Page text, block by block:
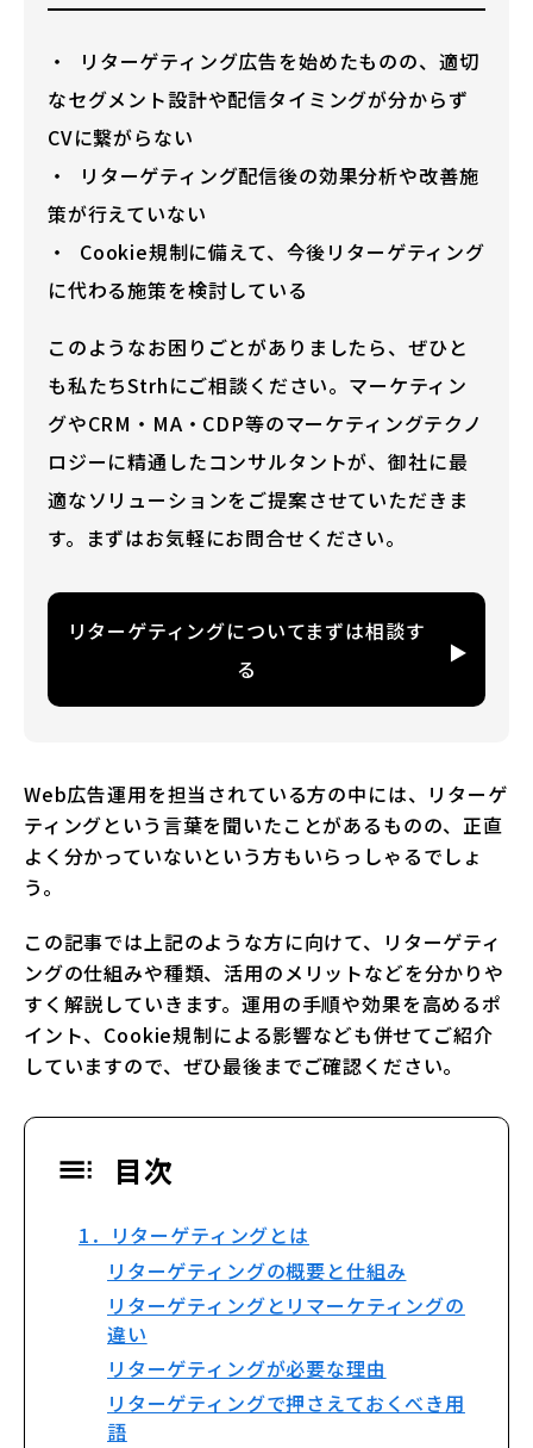
リターゲティング広告を始めたものの、適切
なセグメント設計や配信タイミングが分からず
CVに繋がらない
リターゲティング配信後の効果分析や改善施
策が行えていない
Cookie規制に備えて、今後リターゲティング
に代わる施策を検討している
このようなお困りごとがありましたら、ぜひと
も私たちStrhにご相談ください。マーケティン
グやCRM・MA・CDP等のマーケティングテクノ
ロジーに精通したコンサルタントが、御社に最
適なソリューションをご提案させていただきま
す。まずはお気軽にお問合せください。
リターゲティングについてまずは相談す
る
Web広告運用を担当されている方の中には、リターゲ
ティングという言葉を聞いたことがあるものの、正直
よく分かっていないという方もいらっしゃるでしょ
う。
この記事では上記のような方に向けて、リターゲティ
ングの仕組みや種類、活用のメリットなどを分かりや
すく解説していきます。運用の手順や効果を高めるポ
イント、Cookie規制による影響なども併せてご紹介
していますので、ぜひ最後までご確認ください。
目次
1．リターゲティングとは
リターゲティングの概要と仕組み
リターゲティングとリマーケティングの
違い
リターゲティングが必要な理由
リターゲティングで押さえておくべき用
語